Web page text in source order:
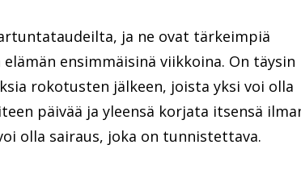
ja ne ovat tärkeimpiä
ensimmäisinä viikkoina. On täysin
rokotusten jälkeen, joista yksi voi olla
päivää ja yleensä korjata itsensä
olla sairaus, joka on tunnistettava.